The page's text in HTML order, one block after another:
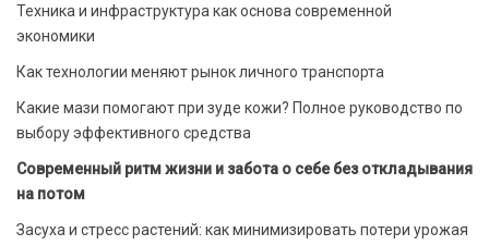
Техника и инфраструктура как основа современной
экономики
Как технологии меняют рынок личного транспорта
Какие мази помогают при зуде кожи? Полное руководство по
выбору эффективного средства
Современный ритм жизни и забота о себе без откладывания
на потом
Засуха и стресс растений: как минимизировать потери урожая